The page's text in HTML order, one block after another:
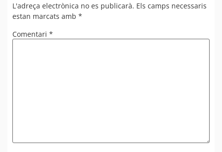
L'adreça electrònica no es publicarà. Els camps necessaris
estan marcats amb *
Comentari *